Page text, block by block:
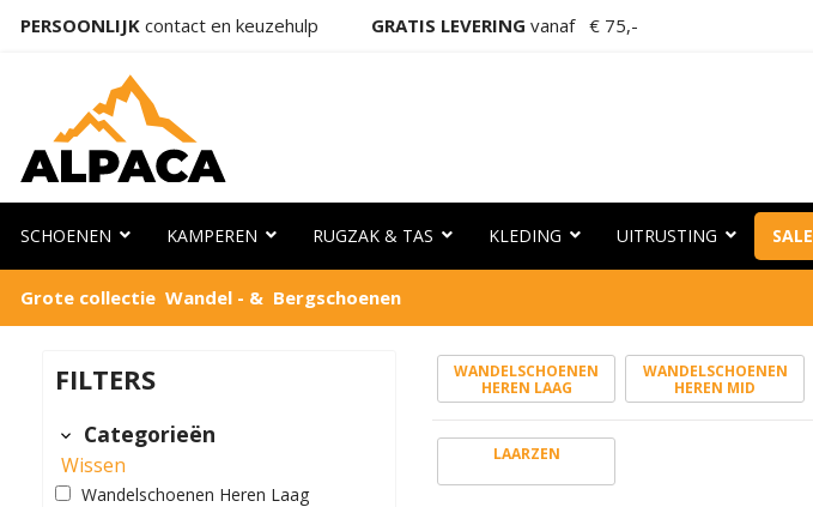
PERSOONLIJK contact en keuzehulp GRATIS LEVERING vanaf € 75,-
SCHOENEN KAMPEREN RUGZAK & TAS KLEDING UITRUSTING SALE
Grote collectie Wandel - & Bergschoenen
FILTERS
Categorieën
Wissen
Wandelschoenen Heren Laag
WANDELSCHOENEN
HEREN LAAG
WANDELSCHOENEN
HEREN MID
LAARZEN